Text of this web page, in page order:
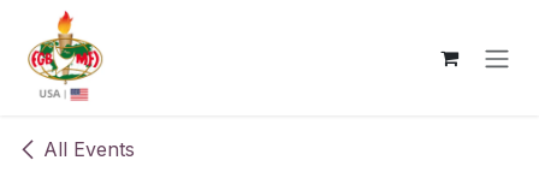
Skip to Content
All Events